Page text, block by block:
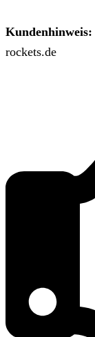
Kundenhinweis:
rockets.de